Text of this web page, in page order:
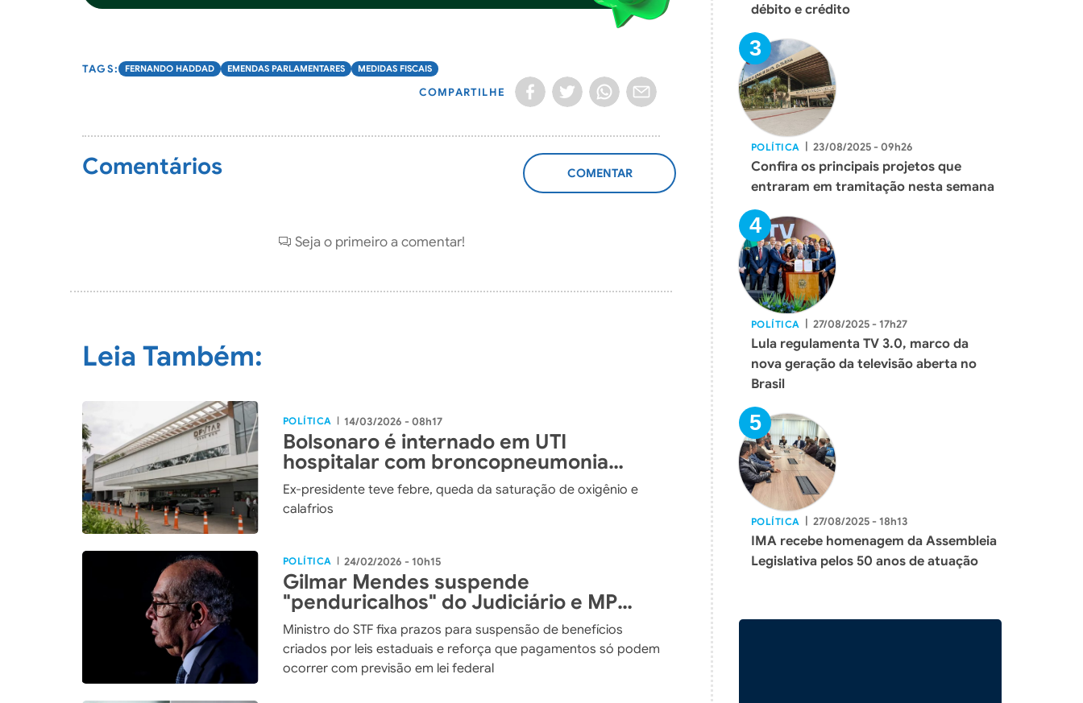
FERNANDO HADDAD EMENDAS PARLAMENTARES MEDIDAS FISCAIS
COMPARTILHE
Comentários
ADICIONAR
COMENTÁRIO
Seja o primeiro a comentar!
Leia Também:
POLÍTICA | 14/03/2026 - 08h17
Bolsonaro é internado em UTI
hospitalar com broncopneumonia
bilateral
Ex-presidente teve febre, queda da saturação de oxigênio e
calafrios
POLÍTICA | 24/02/2026 - 10h15
Gilmar Mendes suspende
"penduricalhos" do Judiciário e MP
previstos em leis estaduais
Ministro do STF fixa prazos para suspensão de benefícios
criados por leis estaduais e reforça que pagamentos só podem
ocorrer com previsão em lei federal
débito e crédito
POLÍTICA | 23/08/2025 - 09h26
Confira os principais projetos que
entraram em tramitação nesta semana
POLÍTICA | 27/08/2025 - 17h27
Lula regulamenta TV 3.0, marco da
nova geração da televisão aberta no
Brasil
POLÍTICA | 27/08/2025 - 18h13
IMA recebe homenagem da Assembleia
Legislativa pelos 50 anos de atuação